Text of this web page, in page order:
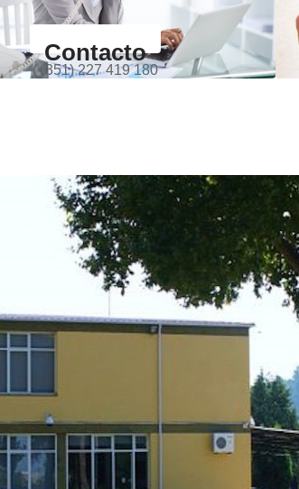
Contacto
(+351) 227 419 180